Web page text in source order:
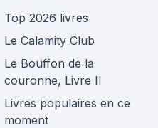
Top 2026 livres
Le Calamity Club
Le Bouffon de la
couronne, Livre II
Livres populaires en ce
moment